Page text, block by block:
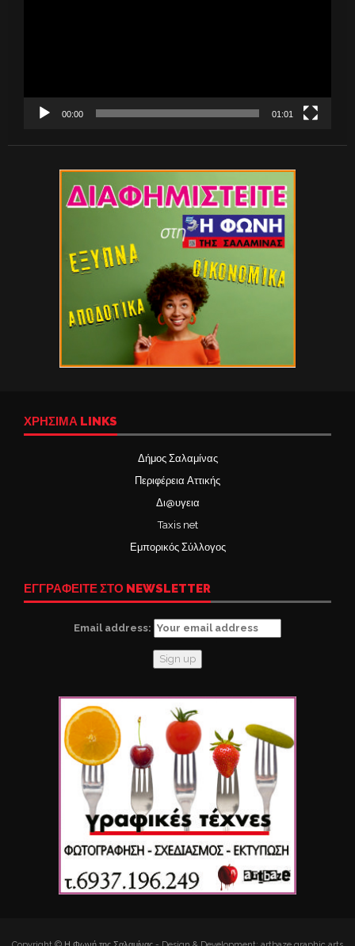
00:00 01:01
ΧΡΉΣΙΜΑ LINKS
Δήμος Σαλαμίνας
Περιφέρεια Αττικής
Δι@υγεια
Taxis net
Εμπορικός Σύλλογος
ΕΓΓΡΑΦΕΙΤΕ ΣΤΟ NEWSLETTER
Email address: